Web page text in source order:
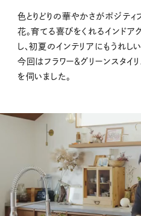
色とりどりの華やかさがポジテ
花。育てる喜びをくれるインドア
し、初夏のインテリアにもうれし
今回はフラワー＆グリーンスタイ
を伺いました。